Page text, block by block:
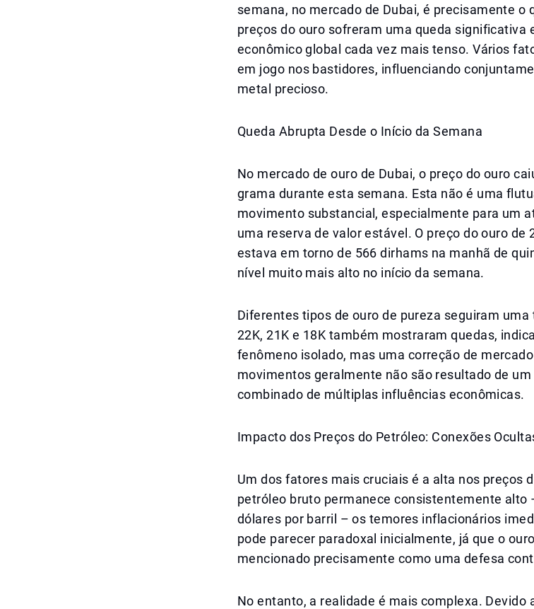
semana, no mercado de Dubai, é precisamente o
preços do ouro sofreram uma queda significativa
econômico global cada vez mais tenso. Vários
em jogo nos bastidores, influenciando
metal precioso.
Queda Abrupta Desde o Início da Semana
No mercado de ouro de Dubai, o preço do ouro
grama durante esta semana. Esta não é uma
movimento substancial, especialmente para um
uma reserva de valor estável. O preço do ouro de
estava em torno de 566 dirhams na manhã de
nível muito mais alto no início da semana.
Diferentes tipos de ouro de pureza seguiram uma
22K, 21K e 18K também mostraram quedas,
fenômeno isolado, mas uma correção de
movimentos geralmente não são resultado de
combinado de múltiplas influências econômicas.
Impacto dos Preços do Petróleo: Conexões
Um dos fatores mais cruciais é a alta nos preços
petróleo bruto permanece consistentemente alto
dólares por barril – os temores inflacionários
pode parecer paradoxal inicialmente, já que o
mencionado precisamente como uma defesa
No entanto, a realidade é mais complexa. Devido